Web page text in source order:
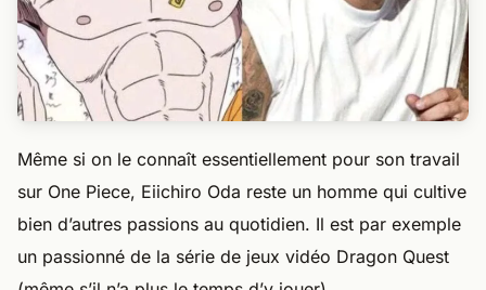
Même si on le connaît essentiellement pour son travail
sur One Piece, Eiichiro Oda reste un homme qui cultive
bien d’autres passions au quotidien. Il est par exemple
un passionné de la série de jeux vidéo Dragon Quest